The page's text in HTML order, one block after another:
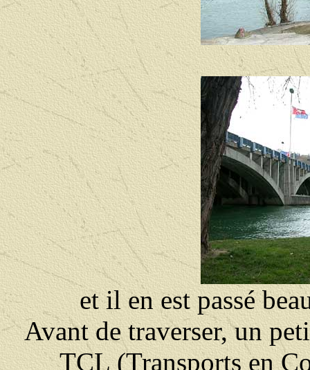
et il en est passé
Avant de traverser, un
TCL (Transports en